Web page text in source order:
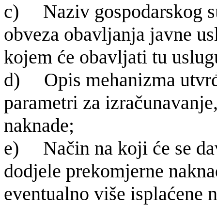
c) Naziv gospodarskog
obveza obavljanja javne
kojem će obavljati tu
d) Opis mehanizma utvr
parametri za
naknade;
e) Način na koji će se
dodjele prekomjerne
eventualno više isplaćene